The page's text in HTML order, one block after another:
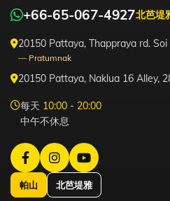
+66-65-067-4927北芭堤
20150 Pattaya, Thappraya rd.
— Pratumnak
20150 Pattaya, Naklua 16 Alley,
每天 10:00 - 20:00
中午不休息
帕山 北芭堤雅